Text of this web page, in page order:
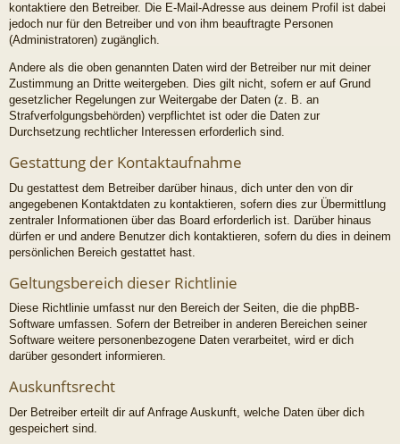
kontaktiere den Betreiber. Die E-Mail-Adresse aus deinem Profil ist dabei
jedoch nur für den Betreiber und von ihm beauftragte Personen
(Administratoren) zugänglich.
Andere als die oben genannten Daten wird der Betreiber nur mit deiner
Zustimmung an Dritte weitergeben. Dies gilt nicht, sofern er auf Grund
gesetzlicher Regelungen zur Weitergabe der Daten (z. B. an
Strafverfolgungsbehörden) verpflichtet ist oder die Daten zur
Durchsetzung rechtlicher Interessen erforderlich sind.
Gestattung der Kontaktaufnahme
Du gestattest dem Betreiber darüber hinaus, dich unter den von dir
angegebenen Kontaktdaten zu kontaktieren, sofern dies zur Übermittlung
zentraler Informationen über das Board erforderlich ist. Darüber hinaus
dürfen er und andere Benutzer dich kontaktieren, sofern du dies in deinem
persönlichen Bereich gestattet hast.
Geltungsbereich dieser Richtlinie
Diese Richtlinie umfasst nur den Bereich der Seiten, die die phpBB-
Software umfassen. Sofern der Betreiber in anderen Bereichen seiner
Software weitere personenbezogene Daten verarbeitet, wird er dich
darüber gesondert informieren.
Auskunftsrecht
Der Betreiber erteilt dir auf Anfrage Auskunft, welche Daten über dich
gespeichert sind.